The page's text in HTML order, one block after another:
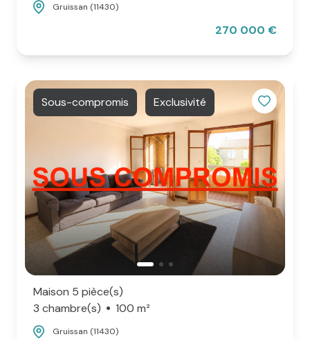
Gruissan (11430)
270 000 €
Sous-compromis Exclusivité
Maison 5 pièce(s)
3 chambre(s)
100 m²
Gruissan (11430)